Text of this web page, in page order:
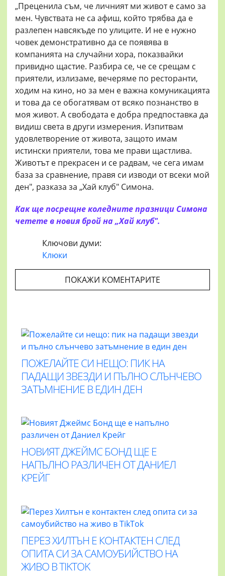
„Преценила съм, че личният ми живот е само за
мен. Чувствата не са афиш, който трябва да е
разлепен навсякъде по улиците. И не е нужно
човек демонстративно да се появява в
компанията на случайни хора, показвайки
привидно щастие. Разбира се, че се срещам с
приятели, излизаме, вечеряме по ресторанти,
ходим на кино, но за мен е важна комуникацията
и това да се обогатявам от всяко познанство в
моя живот. А свободата е добра предпоставка да
видиш света в други измерения. Изпитвам
удовлетворение от живота, защото имам
истински приятели, това ме прави щастлива.
Животът е прекрасен и се радвам, че сега имам
база за сравнение, правя си изводи от всеки мой
ден", разказа за „Хай клуб" Симона.
Как ще посрещне коледните празници Симона
четете в новия брой на „Хай клуб".
Ключови думи:
Клюки
ПОКАЖИ КОМЕНТАРИТЕ
ПОЖЕЛАЙТЕ СИ НЕЩО: ПИК НА
ПАДАЩИ ЗВЕЗДИ И ПЪЛНО СЛЪНЧЕВО
ЗАТЪМНЕНИЕ В ЕДИН ДЕН
НОВИЯТ ДЖЕЙМС БОНД ЩЕ Е
НАПЪЛНО РАЗЛИЧЕН ОТ ДАНИЕЛ
КРЕЙГ
ПЕРЕЗ ХИЛТЪН Е КОНТАКТЕН СЛЕД
ОПИТА СИ ЗА САМОУБИЙСТВО НА
ЖИВО В TIKTOK